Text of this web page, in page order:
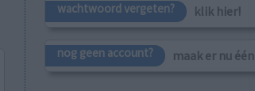
wachtwoord vergeten? klik hier!
nog geen account? maak er nu